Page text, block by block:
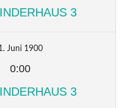
3
Juni 1900
0:00
3